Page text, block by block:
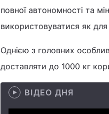
повної автономності та
використовуватися як для
Однією з головних
доставляти до 1000 кг
ВІДЕО ДНЯ